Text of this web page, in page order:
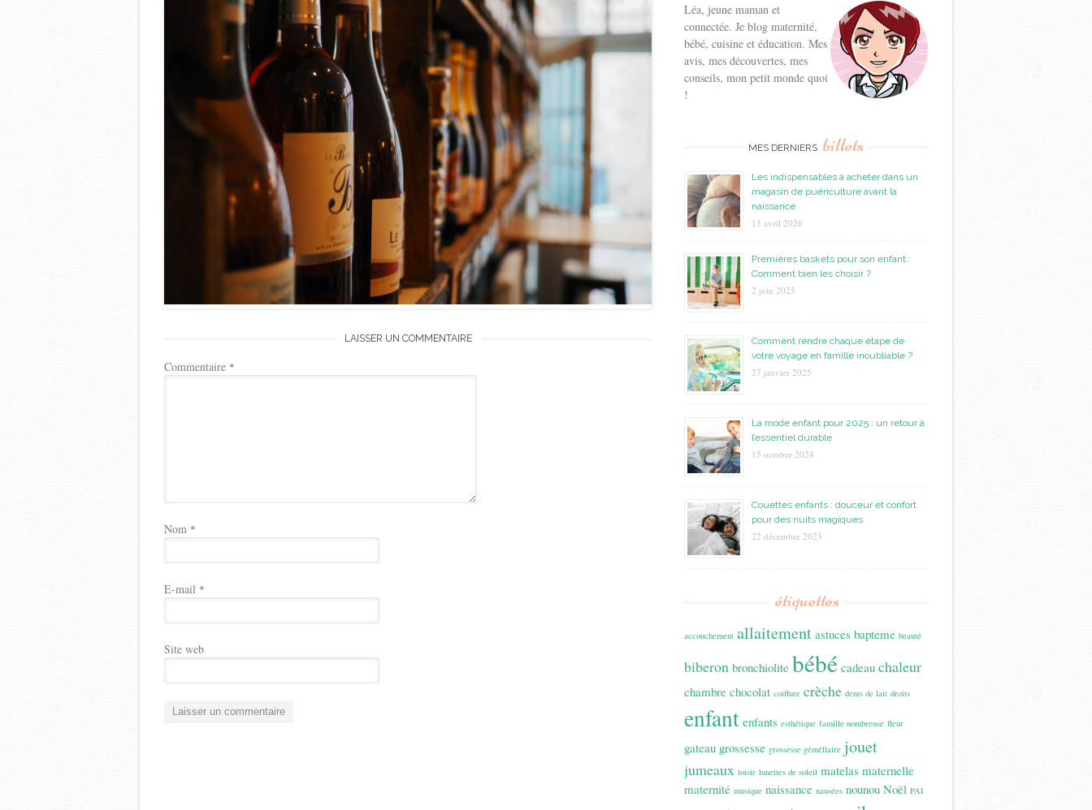
LAISSER UN COMMENTAIRE
Commentaire *
Nom *
E-mail *
Site web
Léa, jeune maman et
connectée. Je blog maternité,
bébé, cuisine et éducation. Mes
avis, mes découvertes, mes
conseils, mon petit monde quoi
!
MES DERNIERS billets
Les indispensables à acheter dans un
magasin de puériculture avant la
naissance
13 avril 2026
Premières baskets pour son enfant :
Comment bien les choisir ?
2 juin 2025
Comment rendre chaque étape de
votre voyage en famille inoubliable ?
27 janvier 2025
La mode enfant pour 2025 : un retour à
l’essentiel durable
15 octobre 2024
Couettes enfants : douceur et confort
pour des nuits magiques
22 décembre 2023
étiquettes
accouchement allaitement astuces bapteme beauté
biberon bronchiolite bébé cadeau chaleur
chambre chocolat coiffure crèche dents de lait droits
enfant enfants esthétique famille nombreuse fleur
gateau grossesse grossesse géméllaire jouet
jumeaux loisir lunettes de soleil matelas maternelle
maternité musique naissance nausées nounou Noël PAI